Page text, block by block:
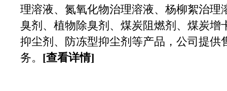
理溶液、氮氧化物治理溶液、杨柳絮治理
臭剂、植物除臭剂、煤炭阻燃剂、煤炭增
抑尘剂、防冻型抑尘剂等产品，公司提供
务。 [查看详情]